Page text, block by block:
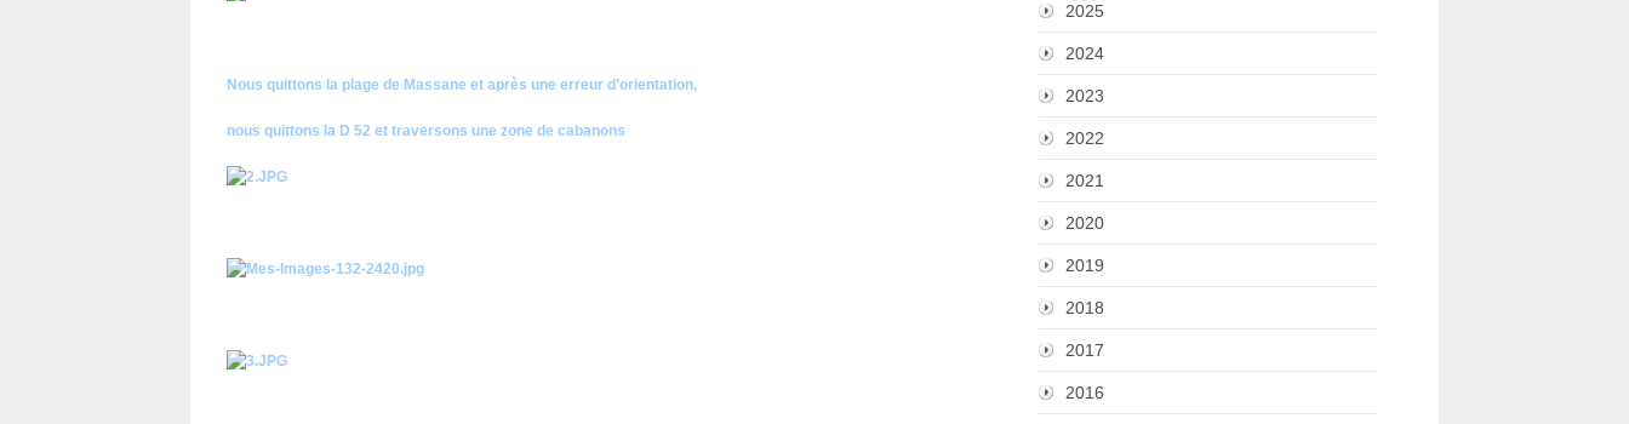
Nous quittons la plage de Massane et après une erreur d’orientation,
nous quittons la D 52 et traversons une zone de cabanons
2025
2024
2023
2022
2021
2020
2019
2018
2017
2016